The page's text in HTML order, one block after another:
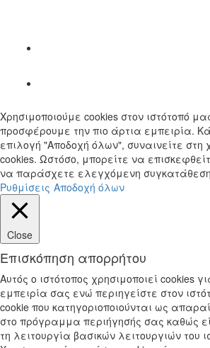
Χρησιμοποιούμε cookies στον ιστότοπό
προσφέρουμε την πιο άρτια εμπειρία.
επιλογή "Αποδοχή όλων", συναινείτε
cookies. Ωστόσο, μπορείτε να
να παράσχετε ελεγχόμενη
Ρυθμίσεις Αποδοχή όλων
Close
Επισκόπηση απορρήτου
Αυτός ο ιστότοπος χρησιμοποιεί cookies
εμπειρία σας ενώ περιηγείστε στον
cookie που κατηγοριοποιούνται ως
στο πρόγραμμα περιήγησής σας καθώς
τη λειτουργία βασικών λειτουργιών του